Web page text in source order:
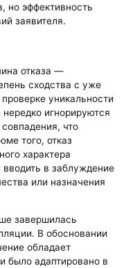
но эффективность
заявителя.
отказа —
сходства с уже
уникальности
игнорируются
что
того, отказ
характера
вводить в заблуждение
или назначения
завершилась
В обосновании
обладает
было адаптировано в